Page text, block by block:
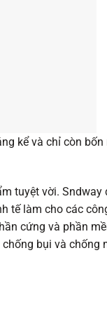
kể và chỉ còn
tuyệt vời.
tế làm cho các
cứng và phần
bụi và chống